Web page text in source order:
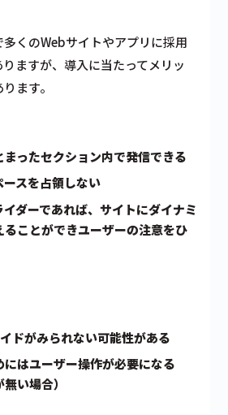
くのWebサイトやアプリに採用
ますが、導入に当たってメリッ
ます。
ったセクション内で発信できる
スを占領しない
ダーであれば、サイトにダイナミ
ることができユーザーの注意をひ
ドがみられない可能性がある
はユーザー操作が必要になる
い場合）